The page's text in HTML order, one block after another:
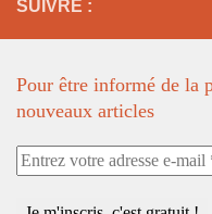
SUIVRE :
Pour être informé de la
nouveaux articles
Entrez
votre
adresse